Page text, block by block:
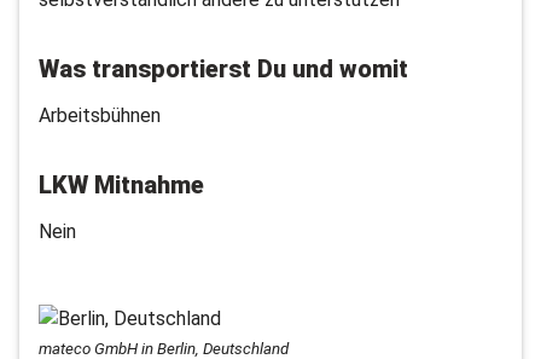
Was transportierst Du und womit
Arbeitsbühnen
LKW Mitnahme
Nein
mateco GmbH in Berlin, Deutschland